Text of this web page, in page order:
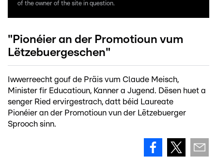
of the owner of the site in question.
"Pionéier an der Promotioun vum
Lëtzebuergeschen"
Iwwerreecht gouf de Präis vum Claude Meisch,
Minister fir Educatioun, Kanner a Jugend. Dësen huet a
senger Ried ervirgestrach, datt béid Laureate
Pionéier an der Promotioun vun der Lëtzebuerger
Sprooch sinn.